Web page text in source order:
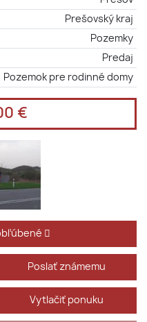
Prešovský kraj
Pozemky
Predaj
Pozemok pre rodinné domy
€
Poslať známemu
Vytlačiť ponuku